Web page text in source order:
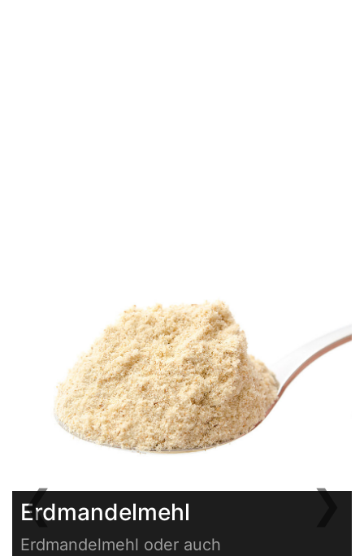
Erdmandelmehl
Erdmandelmehl oder auch
❮Previous ❯